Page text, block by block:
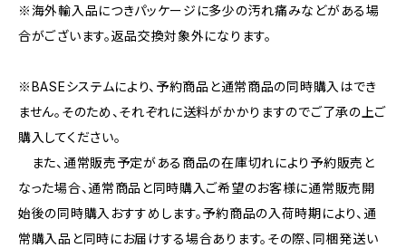
※海外輸入品につきパッケージに多少の汚れ痛みなどがある場
合がございます。返品交換対象外になります。
※BASEシステムにより、予約商品と通常商品の同時購入はでき
ません。そのため、それぞれに送料がかかりますのでご了承の上ご
購入してください。
また、通常販売予定がある商品の在庫切れにより予約販売と
なった場合、通常商品と同時購入ご希望のお客様に通常販売開
始後の同時購入おすすめします。予約商品の入荷時期により、通
常購入品と同時にお届けする場合あります。その際、同梱発送い